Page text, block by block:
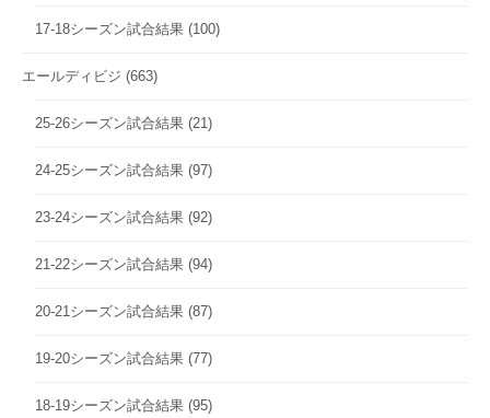
17-18シーズン試合結果 (100)
エールディビジ (663)
25-26シーズン試合結果 (21)
24-25シーズン試合結果 (97)
23-24シーズン試合結果 (92)
21-22シーズン試合結果 (94)
20-21シーズン試合結果 (87)
19-20シーズン試合結果 (77)
18-19シーズン試合結果 (95)